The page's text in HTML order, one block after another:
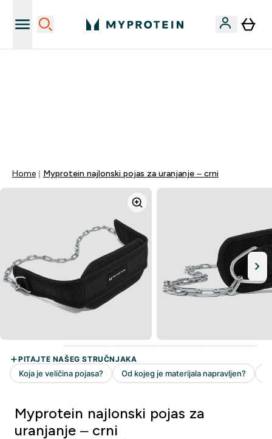
Home Myprotein najlonski pojas za uranjanje – crni
Myprotein najlonski pojas za
uranjanje – crni